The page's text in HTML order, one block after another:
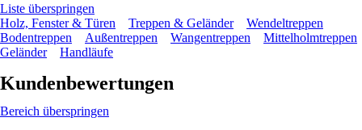
Liste überspringen
Holz, Fenster & Türen
Treppen & Geländer
Wendeltreppen
Bodentreppen
Außentreppen Wangentreppen
Mittelholmtreppen
Geländer
Handläufe
Kundenbewertungen
Bereich überspringen